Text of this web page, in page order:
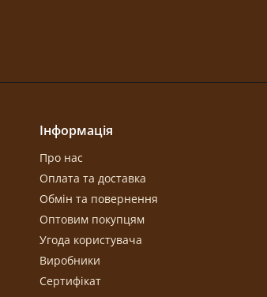
Інформація
Про нас
Оплата та доставка
Обмін та повернення
Оптовим покупцям
Угода користувача
Виробники
Сертифікат